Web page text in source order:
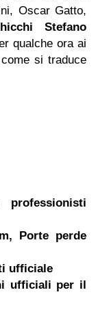
Oscar Gatto,
Stefano
qualche ora ai
si traduce
professionisti
Porte perde
ufficiale
ufficiali per il